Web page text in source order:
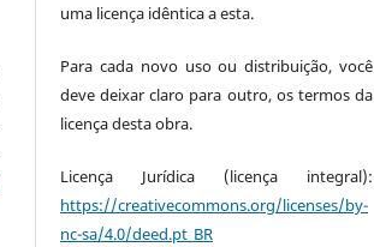
uma licença idêntica a esta.
Para cada novo uso ou distribuição, você
deve deixar claro para outro, os termos da
licença desta obra.
Licença Jurídica (licença integral):
https://creativecommons.org/licenses/by-
nc-sa/4.0/deed.pt_BR